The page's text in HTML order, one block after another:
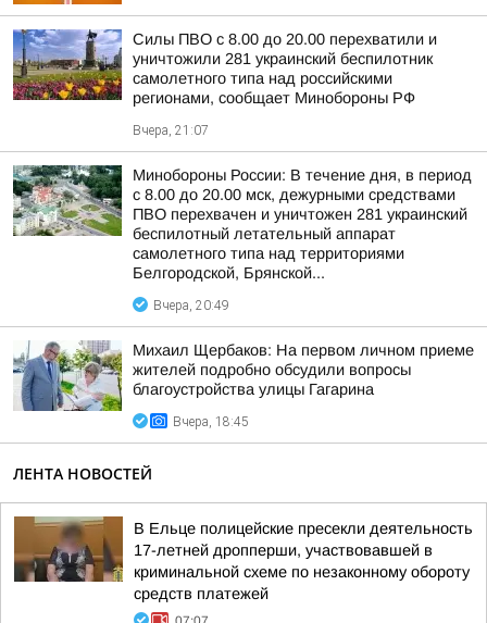
Силы ПВО с 8.00 до 20.00 перехватили и
уничтожили 281 украинский беспилотник
самолетного типа над российскими
регионами, сообщает Минобороны РФ
Вчера, 21:07
Минобороны России: В течение дня, в период
с 8.00 до 20.00 мск, дежурными средствами
ПВО перехвачен и уничтожен 281 украинский
беспилотный летательный аппарат
самолетного типа над территориями
Белгородской, Брянской...
Вчера, 20:49
Михаил Щербаков: На первом личном приеме
жителей подробно обсудили вопросы
благоустройства улицы Гагарина
Вчера, 18:45
ЛЕНТА НОВОСТЕЙ
В Ельце полицейские пресекли деятельность
17-летней дропперши, участвовавшей в
криминальной схеме по незаконному обороту
средств платежей